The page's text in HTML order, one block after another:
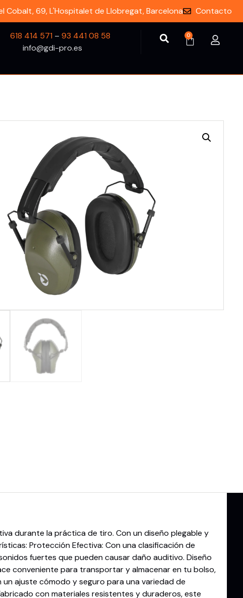
Cobalt, 69, L'Hospitalet de Llobregat, Barcelona Contacto
618 414 571 –93 441 08 58
info@gdi-pro.es
0
durante la práctica de tiro. Con un diseño plegable y
Protección Efectiva: Con una clasificación de
fuertes que pueden causar daño auditivo. Diseño
conveniente para transportar y almacenar en tu bolso,
ajuste cómodo y seguro para una variedad de
con materiales resistentes y duraderos, este